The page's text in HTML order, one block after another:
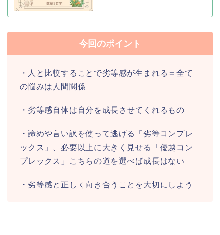
今回のポイント
・人と比較することで劣等感が生まれる＝全て
の悩みは人間関係
・劣等感自体は自分を成長させてくれるもの
・諦めや言い訳を使って逃げる「劣等コンプレ
ックス」、必要以上に大きく見せる「優越コン
プレックス」こちらの道を選べば成長はない
・劣等感と正しく向き合うことを大切にしよう